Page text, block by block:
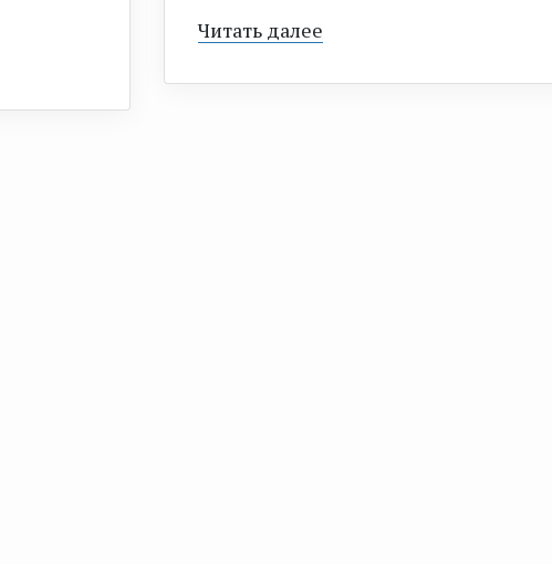
Читать далее